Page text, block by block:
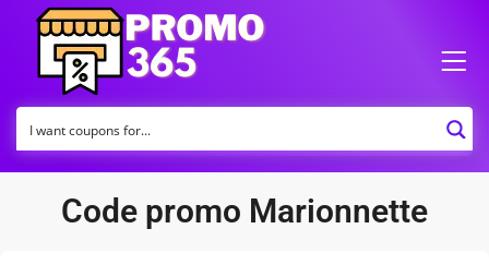
Code promo Marionnette